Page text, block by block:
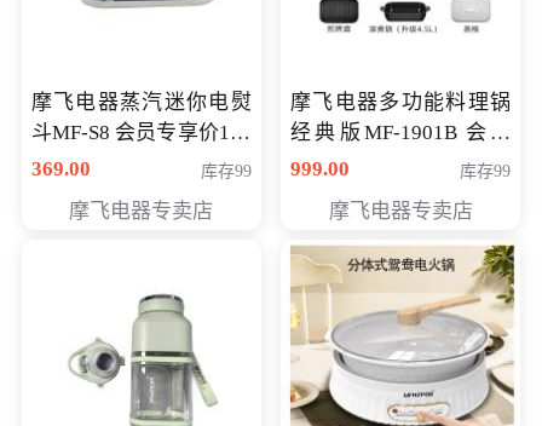
摩飞电器蒸汽迷你电熨
斗MF-S8 会员专享价168
元
369.00 库存99
摩飞电器专卖店
摩飞电器多功能料理锅
经典版MF-1901B 会员
专享价399元
999.00 库存99
摩飞电器专卖店